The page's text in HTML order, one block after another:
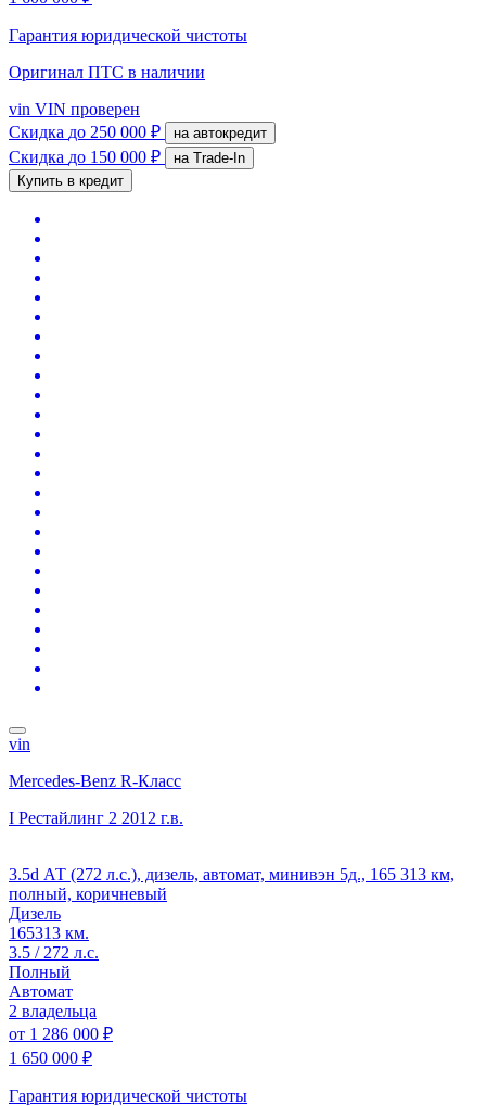
Гарантия юридической чистоты
Оригинал ПТС в наличии
vin VIN проверен
Скидка до 250 000 ₽ на автокредит
Скидка до 150 000 ₽
на Trade-In
Купить в кредит
vin
Mercedes-Benz R-Класс
I Рестайлинг 2 2012 г.в.
3.5d АТ (272 л.с.), дизель, автомат, минивэн 5д., 165 313 км,
полный, коричневый
Дизель
165313 км.
3.5 / 272 л.с.
Полный
Автомат
2 владельца
от 1 286 000 ₽
1 650 000 ₽
Гарантия юридической чистоты